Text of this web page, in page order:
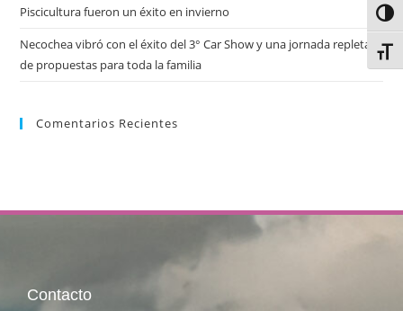
Piscicultura fueron un éxito en invierno
Necochea vibró con el éxito del 3° Car Show y una jornada repleta
de propuestas para toda la familia
Comentarios Recientes
Contacto